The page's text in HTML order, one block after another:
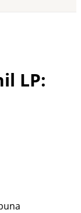
LP: